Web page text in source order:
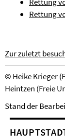
Rettung
Zur zuletzt
© Heike Krieger
Heintzen (Freie
Stand der